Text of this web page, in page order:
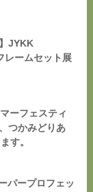
JYKK
レームセット展
ーフェスティ
つかみどりあ
す。
パープロフェッ